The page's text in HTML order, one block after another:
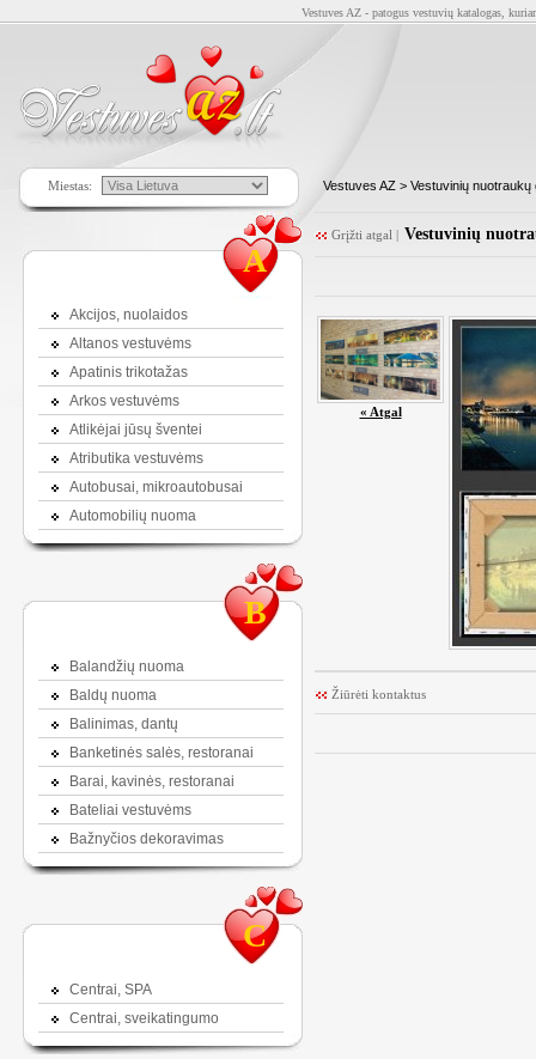
Vestuves AZ - patogus vestuvių katalogas,
Miestas: Vestuves AZ > Vestuvinių nuotraukų
A
Akcijos, nuolaidos
Altanos vestuvėms
Apatinis trikotažas
Arkos vestuvėms
Atlikėjai jūsų šventei
Atributika vestuvėms
Autobusai, mikroautobusai
Automobilių nuoma
B
Balandžių nuoma
Baldų nuoma
Balinimas, dantų
Banketinės salės, restoranai
Barai, kavinės, restoranai
Bateliai vestuvėms
Bažnyčios dekoravimas
C
Centrai, SPA
Centrai, sveikatingumo
Grįžti atgal | Vestuvinių
« Atgal
Žiūrėti kontaktus